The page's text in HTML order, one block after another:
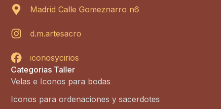
Madrid Calle Gomeznarro n6
d.m.artesacro
iconosycirios
Categorias Taller
Velas e Iconos para bodas
Iconos para ordenaciones y sacerdotes